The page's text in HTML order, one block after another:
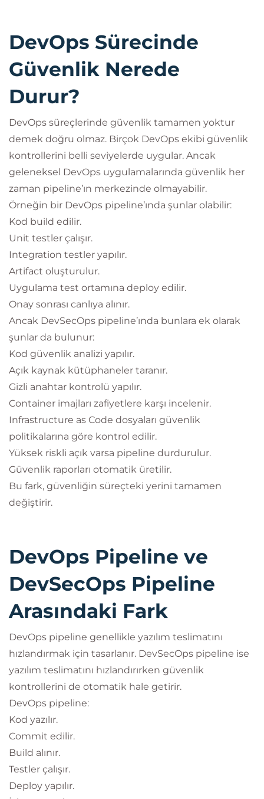
DevOps Sürecinde
Güvenlik Nerede
Durur?
DevOps süreçlerinde güvenlik tamamen yoktur
demek doğru olmaz. Birçok DevOps ekibi güvenlik
kontrollerini belli seviyelerde uygular. Ancak
geleneksel DevOps uygulamalarında güvenlik her
zaman pipeline’ın merkezinde olmayabilir.
Örneğin bir DevOps pipeline’ında şunlar olabilir:
Kod build edilir.
Unit testler çalışır.
Integration testler yapılır.
Artifact oluşturulur.
Uygulama test ortamına deploy edilir.
Onay sonrası canlıya alınır.
Ancak DevSecOps pipeline’ında bunlara ek olarak
şunlar da bulunur:
Kod güvenlik analizi yapılır.
Açık kaynak kütüphaneler taranır.
Gizli anahtar kontrolü yapılır.
Container imajları zafiyetlere karşı incelenir.
Infrastructure as Code dosyaları güvenlik
politikalarına göre kontrol edilir.
Yüksek riskli açık varsa pipeline durdurulur.
Güvenlik raporları otomatik üretilir.
Bu fark, güvenliğin süreçteki yerini tamamen
değiştirir.
DevOps Pipeline ve
DevSecOps Pipeline
Arasındaki Fark
DevOps pipeline genellikle yazılım teslimatını
hızlandırmak için tasarlanır. DevSecOps pipeline ise
yazılım teslimatını hızlandırırken güvenlik
kontrollerini de otomatik hale getirir.
DevOps pipeline:
Kod yazılır.
Commit edilir.
Build alınır.
Testler çalışır.
Deploy yapılır.